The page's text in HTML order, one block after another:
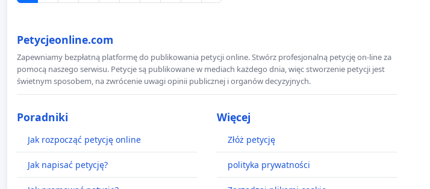
Petycjeonline.com
Zapewniamy bezpłatną platformę do publikowania petycji online. Stwórz profesjonalną petycję on-line za
pomocą naszego serwisu. Petycje są publikowane w mediach każdego dnia, więc stworzenie petycji jest
świetnym sposobem, na zwrócenie uwagi opinii publicznej i organów decyzyjnych.
Poradniki
Jak rozpocząć petycję online
Jak napisać petycję?
Więcej
Złóż petycję
polityka prywatności